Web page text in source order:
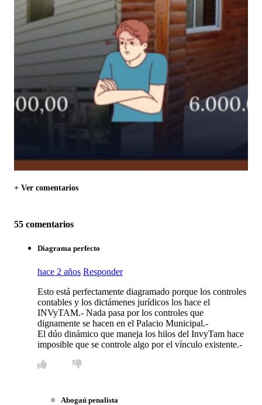
+ Ver comentarios
55 comentarios
Diagrama perfecto
hace 2 años Responder
Esto está perfectamente diagramado porque los controles
contables y los dictámenes jurídicos los hace el
INVyTAM.- Nada pasa por los controles que
dignamente se hacen en el Palacio Municipal.-
El dúo dinámico que maneja los hilos del InvyTam hace
imposible que se controle algo por el vínculo existente.-
Abogaú penalista